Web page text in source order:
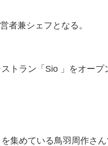
者兼シェフとなる。
トラン「Sio 」をオープ
集めている鳥羽周作さ